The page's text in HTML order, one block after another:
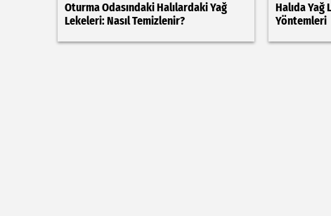
Oturma Odasındaki Halılardaki Yağ
Lekeleri: Nasıl Temizlenir?
Halıda Yağ
Yöntemleri